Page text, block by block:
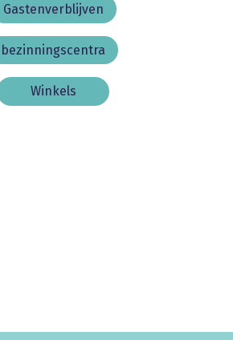
Gastenverblijven
bezinningscentra
Winkels